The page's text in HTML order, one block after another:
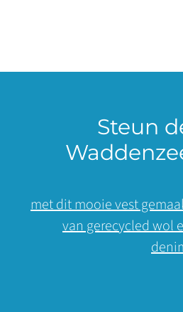
Steun
met dit mooie vest
van gerecycled wol